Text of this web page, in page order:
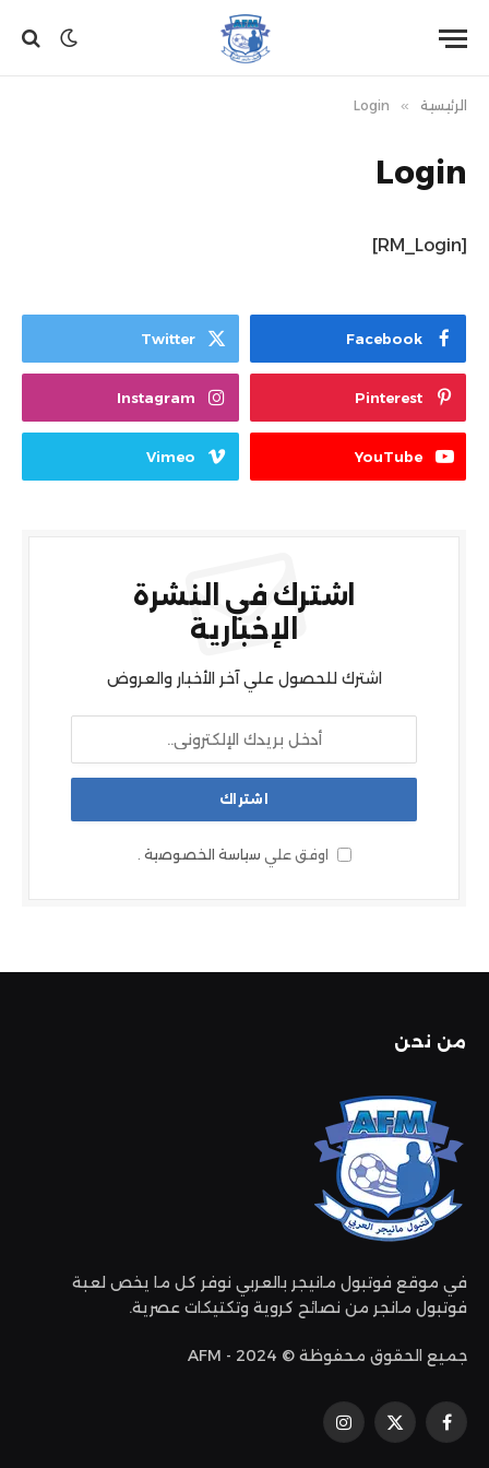
الرئيسية »
Login
Login
[RM_Login]
Facebook
Twitter
Pinterest
Instagram
YouTube
Vimeo
اشترك في النشرة
الإخبارية
اشترك للحصول علي آخر الأخبار والعروض
اوفق علي سياسة الخصوصية .
من نحن
في موقع فوتبول مانيجر بالعربي نوفر كل ما يخص لعبة
فوتبول مانجر من نصائح كروية وتكتيكات عصرية.
جميع الحقوق محفوظة © 2024 - AFM
فيسبوكإكس
الانستغرام